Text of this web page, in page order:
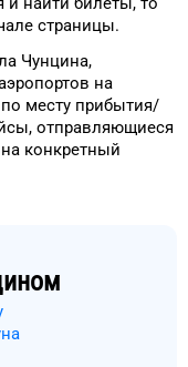
страницы.
Чунцина,
на
по месту прибытия/
отправляющиеся
конкретный